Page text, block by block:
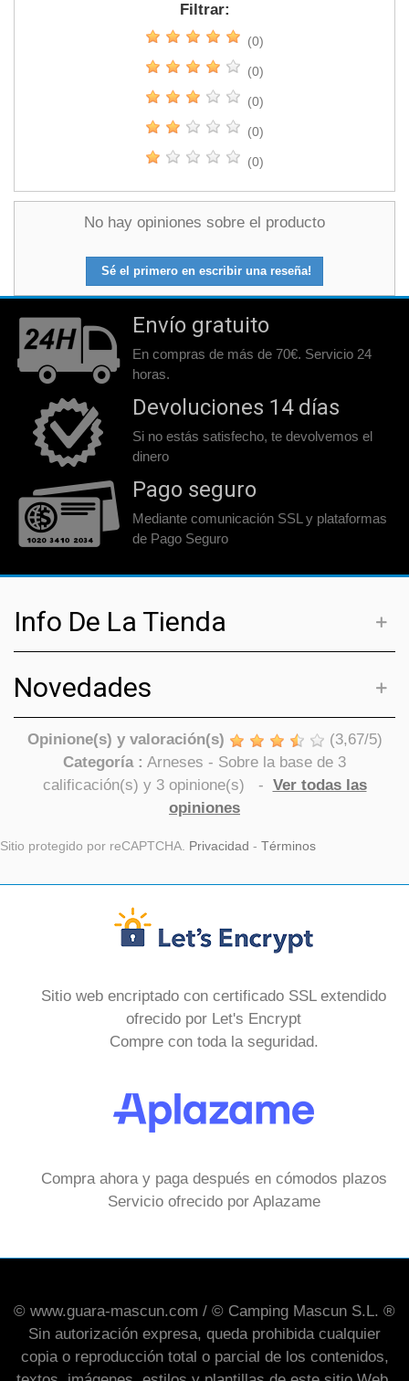
Filtrar:
(0)
(0)
(0)
(0)
(0)
No hay opiniones sobre el producto
Sé el primero en escribir una reseña!
Envío gratuito
En compras de más de 70€. Servicio 24
horas.
Devoluciones 14 días
Si no estás satisfecho, te devolvemos el
dinero
Pago seguro
Mediante comunicación SSL y plataformas
de Pago Seguro
Info De La Tienda
Novedades
Opinione(s) y valoración(s) (3,67/5)
Categoría : Arneses - Sobre la base de 3
calificación(s) y 3opinione(s) - Ver todas las
opiniones
Sitio protegido por reCAPTCHA. Privacidad - Términos
Sitio web encriptado con certificado SSL extendido
ofrecido por Let's Encrypt
Compre con toda la seguridad.
Compra ahora y paga después en cómodos plazos
Servicio ofrecido por Aplazame
© www.guara-mascun.com / © Camping Mascun S.L. ®
Sin autorización expresa, queda prohibida cualquier
copia o reproducción total o parcial de los contenidos,